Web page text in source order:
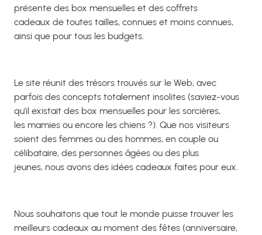
présente des box mensuelles et des coffrets
cadeaux de toutes tailles, connues et moins connues,
ainsi que pour tous les budgets.
Le site réunit des trésors trouvés sur le Web, avec
parfois des concepts totalement insolites (saviez-vous
qu’il existait des box mensuelles pour les sorcières,
les mamies ou encore les chiens ?). Que nos visiteurs
soient des femmes ou des hommes, en couple ou
célibataire, des personnes âgées ou des plus
jeunes, nous avons des idées cadeaux faites pour eux.
Nous souhaitons que tout le monde puisse trouver les
meilleurs cadeaux au moment des fêtes (anniversaire,